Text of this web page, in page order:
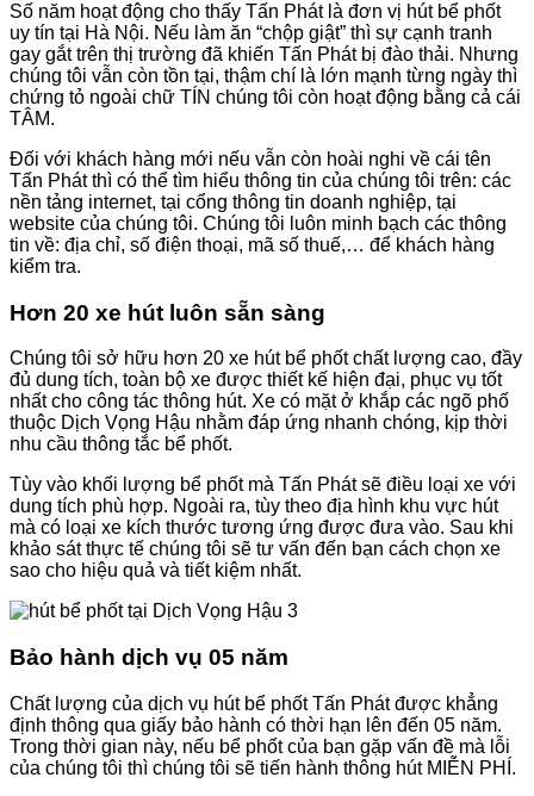
Số năm hoạt động cho thấy Tấn Phát là đơn vị hút bể phốt
uy tín tại Hà Nội. Nếu làm ăn “chộp giật” thì sự cạnh tranh
gay gắt trên thị trường đã khiến Tấn Phát bị đào thải. Nhưng
chúng tôi vẫn còn tồn tại, thậm chí là lớn mạnh từng ngày thì
chứng tỏ ngoài chữ TÍN chúng tôi còn hoạt động bằng cả cái
TÂM.
Đối với khách hàng mới nếu vẫn còn hoài nghi về cái tên
Tấn Phát thì có thể tìm hiểu thông tin của chúng tôi trên: các
nền tảng internet, tại cổng thông tin doanh nghiệp, tại
website của chúng tôi. Chúng tôi luôn minh bạch các thông
tin về: địa chỉ, số điện thoại, mã số thuế,… để khách hàng
kiểm tra.
Hơn 20 xe hút luôn sẵn sàng
Chúng tôi sở hữu hơn 20 xe hút bể phốt chất lượng cao, đầy
đủ dung tích, toàn bộ xe được thiết kế hiện đại, phục vụ tốt
nhất cho công tác thông hút. Xe có mặt ở khắp các ngõ phố
thuộc Dịch Vọng Hậu nhằm đáp ứng nhanh chóng, kịp thời
nhu cầu thông tắc bể phốt.
Tùy vào khối lượng bể phốt mà Tấn Phát sẽ điều loại xe với
dung tích phù hợp. Ngoài ra, tùy theo địa hình khu vực hút
mà có loại xe kích thước tương ứng được đưa vào. Sau khi
khảo sát thực tế chúng tôi sẽ tư vấn đến bạn cách chọn xe
sao cho hiệu quả và tiết kiệm nhất.
Bảo hành dịch vụ 05 năm
Chất lượng của dịch vụ hút bể phốt Tấn Phát được khẳng
định thông qua giấy bảo hành có thời hạn lên đến 05 năm.
Trong thời gian này, nếu bể phốt của bạn gặp vấn đề mà lỗi
của chúng tôi thì chúng tôi sẽ tiến hành thông hút MIỄN PHÍ.